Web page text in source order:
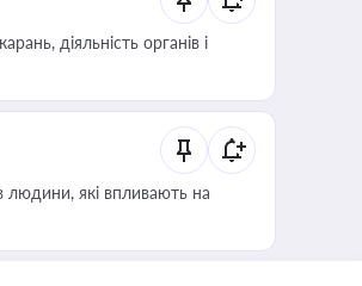
діяльність органів і
людини, які впливають на